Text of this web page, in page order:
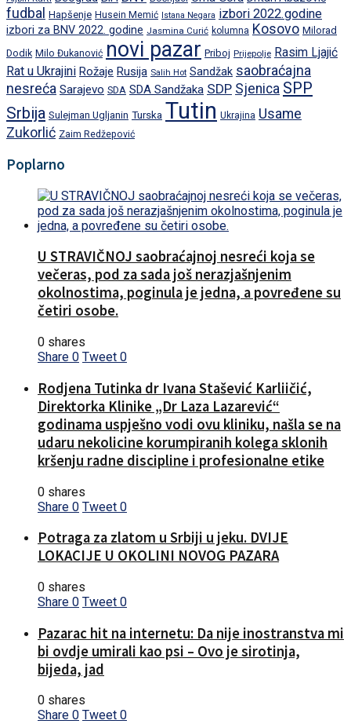
fudbal Hapšenje Husein Memić Istana Negara izbori 2022.godine
izbori za BNV 2022. godine Jasmina Curić kolumna Kosovo Milorad
Dodik Milo Đukanović novi pazar Priboj Prijepolje Rasim Ljajić
Rat u Ukrajini Rožaje Rusija Salih Hot Sandžak saobraćajna
nesreća Sarajevo SDA SDA Sandžaka SDP Sjenica SPP
Srbija Sulejman Ugljanin Turska Tutin Ukrajina Usame
Zukorlić Zaim Redžepović
Poplarno
U STRAVIČNOJ saobraćajnoj nesreći koja se
večeras, pod za sada još nerazjašnjenim
okolnostima, poginula je jedna, a povređene su
četiri osobe.
0 shares
Share 0 Tweet 0
Rodjena Tutinka dr Ivana Stašević Karliičić,
Direktorka Klinike „Dr Laza Lazarević“
godinama uspješno vodi ovu kliniku, našla se na
udaru nekolicine korumpiranih kolega sklonih
kršenju radne discipline i profesionalne etike
0 shares
Share 0 Tweet 0
Potraga za zlatom u Srbiji u jeku. DVIJE
LOKACIJE U OKOLINI NOVOG PAZARA
0 shares
Share 0 Tweet 0
Pazarac hit na internetu: Da nije inostranstva mi
bi ovdje umirali kao psi – Ovo je sirotinja,
bijeda, jad
0 shares
Share 0 Tweet 0